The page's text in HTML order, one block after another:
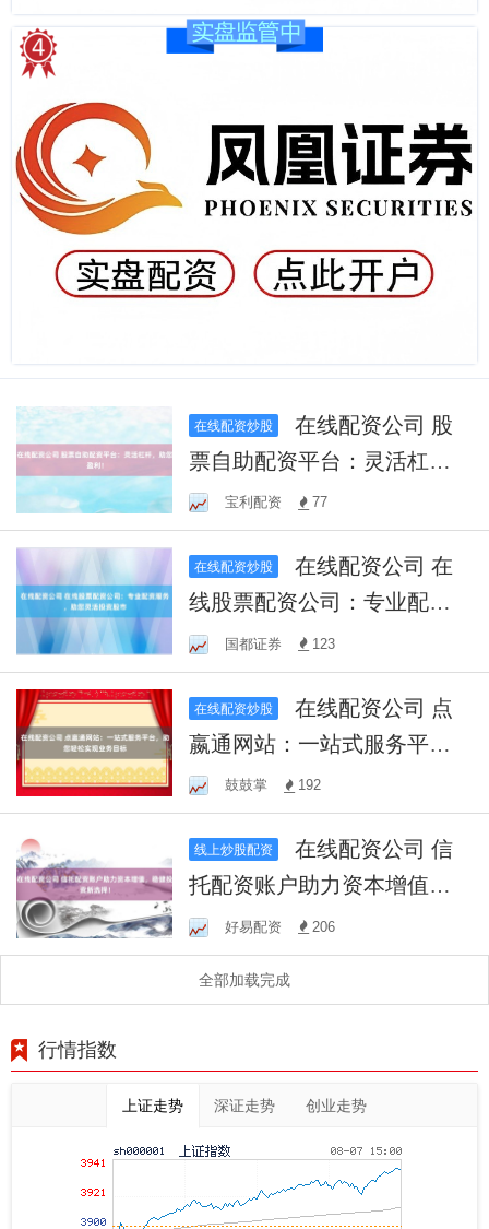
在线配资炒股
在线配资公司 股
票自助配资平台：灵活杠
杆，助您盈利！
宝利配资 77
在线配资炒股
在线配资公司 在
线股票配资公司：专业配资
服务，助您灵活投资股市
国都证券 123
在线配资炒股
在线配资公司 点
嬴通网站：一站式服务平
台，助您轻松实现业务目标
鼓鼓掌 192
线上炒股配资
在线配资公司 信
托配资账户助力资本增值，
稳健投资新选择！
好易配资 206
全部加载完成
行情指数
上证走势 深证走势 创业走势